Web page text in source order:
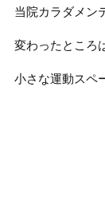
当院カラダメン
変わったところ
小さな運動スペ